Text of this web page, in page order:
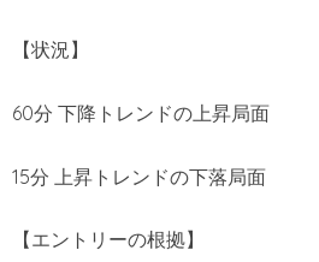
【状況】
60分 下降トレンドの上昇局面
15分 上昇トレンドの下落局面
【エントリーの根拠】